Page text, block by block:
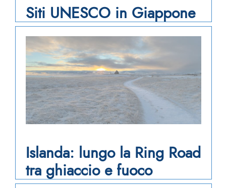
Siti UNESCO in Giappone
Islanda: lungo la Ring Road
tra ghiaccio e fuoco